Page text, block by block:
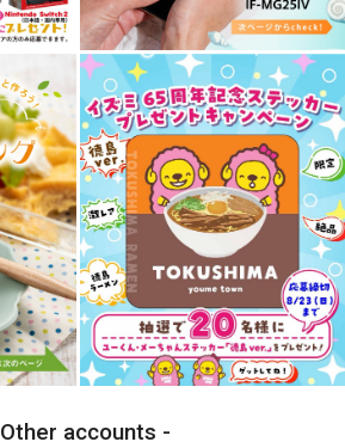
Other accounts